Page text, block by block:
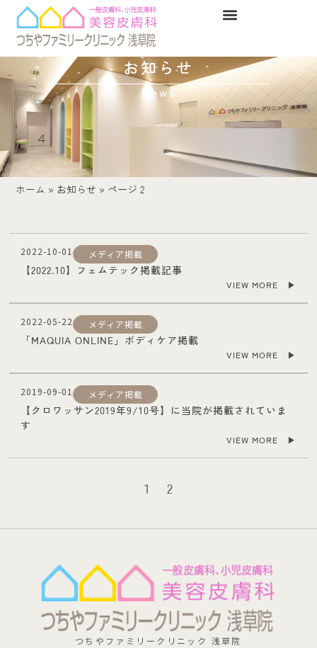
お知らせ
News
ホーム » お知らせ » ページ 2
2022-10-01 メディア掲載
【2022.10】フェムテック掲載記事
VIEW MORE ▶︎
2022-05-22 メディア掲載
「MAQUIA ONLINE」ボディケア掲載
VIEW MORE ▶︎
2019-09-01 メディア掲載
【クロワッサン2019年9/10号】に当院が掲載されていま
す
VIEW MORE ▶︎
1 2
つちやファミリークリニック 浅草院